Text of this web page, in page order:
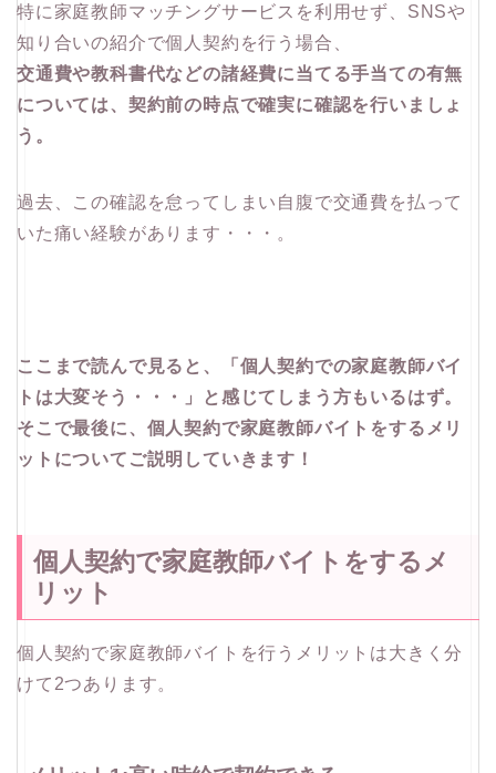
特に家庭教師マッチングサービスを利用せず、SNSや
知り合いの紹介で個人契約を行う場合、
交通費や教科書代などの諸経費に当てる手当ての有無
については、契約前の時点で確実に確認を行いましょ
う。
過去、この確認を怠ってしまい自腹で交通費を払って
いた痛い経験があります・・・。
ここまで読んで見ると、「個人契約での家庭教師バイ
トは大変そう・・・」と感じてしまう方もいるはず。
そこで最後に、個人契約で家庭教師バイトをするメリ
ットについてご説明していきます！
個人契約で家庭教師バイトをするメ
リット
個人契約で家庭教師バイトを行うメリットは大きく分
けて2つあります。